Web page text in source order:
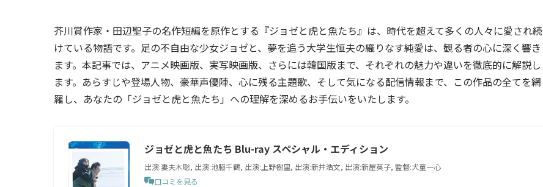
芥川賞作家・田辺聖子の名作短編を原作とする『ジョゼと虎と魚たち』は、時代を超えて多くの人々に愛され続
けている物語です。足の不自由な少女ジョゼと、夢を追う大学生恒夫の織りなす純愛は、観る者の心に深く響き
ます。本記事では、アニメ映画版、実写映画版、さらには韓国版まで、それぞれの魅力や違いを徹底的に解説し
ます。あらすじや登場人物、豪華声優陣、心に残る主題歌、そして気になる配信情報まで、この作品の全てを網
羅し、あなたの「ジョゼと虎と魚たち」への理解を深めるお手伝いをいたします。
ジョゼと虎と魚たち Blu-ray スペシャル・エディション
出演:妻夫木聡, 出演:池脇千鶴, 出演:上野樹里, 出演:新井浩文, 出演:新屋英子, 監督:犬童一心
口コミを見る